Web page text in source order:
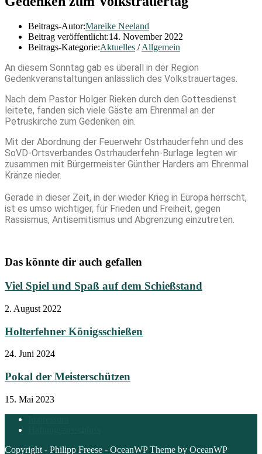
Beitrags-Autor:Mareike Neeland
Beitrag veröffentlicht:14. November 2022
Beitrags-Kategorie:Aktuelles / Allgemein
An diesem Sonntag gab es überall in der Region
Gedenkveranstaltungen anlässlich des Volkstrauertages.
Nach dem Pastor Holger Rieken durch den Gottesdienst
leitete, fanden sich viele Gäste am Ehrenmal an der
Petruskirche zum Gedenken ein.
Mit der Abordnung der Feuerwehr Ostrhauderfehn und des
SoVD-Ortsverbandes Ostrhauderfehn-Burlage legten wir
zusammen mit Bürgermeister Günther Harders am Ehrenmal
Kränze nieder.
Gerade in dieser Zeit, in der wieder Krieg in Europa herrscht,
ist es umso wichtiger, für Frieden und Freiheit, gegen
Rassismus, Antisemitismus und Abgrenzung einzutreten.
Das könnte dir auch gefallen
Viel Spiel und Spaß auf dem Schießstand
2. August 2022
Holterfehner Königsschießen
24. Juni 2024
Pokal der Meisterschützen
15. Mai 2023
Copyright - Philipp Freese - OceanWP Theme by OceanWP